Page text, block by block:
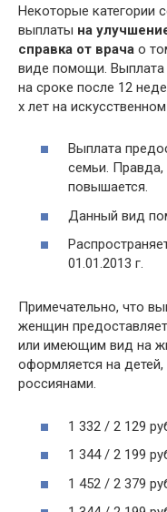
Некоторые категории
выплаты на
справка от врача о
виде помощи.
на сроке после 12
х лет на
Выплата
семьи.
повышается.
Данный вид
01.01.2013 г.
Примечательно, что
женщин
или имеющим вид на
оформляется на
россиянами.
1 332 / 2 129
1 344 / 2 199
1 452 / 2 379